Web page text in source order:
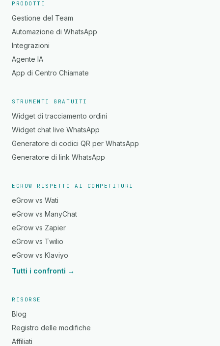
PRODOTTI
Gestione del Team
Automazione di WhatsApp
Integrazioni
Agente IA
App di Centro Chiamate
STRUMENTI GRATUITI
Widget di tracciamento ordini
Widget chat live WhatsApp
Generatore di codici QR per WhatsApp
Generatore di link WhatsApp
EGROW RISPETTO AI COMPETITORI
eGrow vs Wati
eGrow vs ManyChat
eGrow vs Zapier
eGrow vs Twilio
eGrow vs Klaviyo
Tutti i confronti →
RISORSE
Blog
Registro delle modifiche
Affiliati